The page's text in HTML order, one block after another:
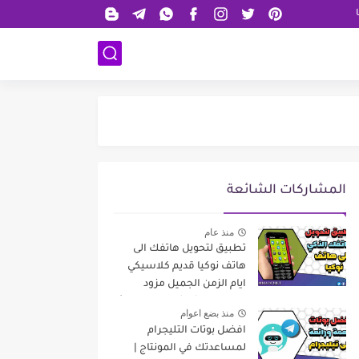
المشاركات الشائعة
منذ عام
تطبيق لتحويل هاتفك الى
هاتف نوكيا قديم كلاسيكي
ايام الزمن الجميل مزود
منذ بضع اعوام
افضل بوتات التليجرام
لمساعدتك في المونتاج |